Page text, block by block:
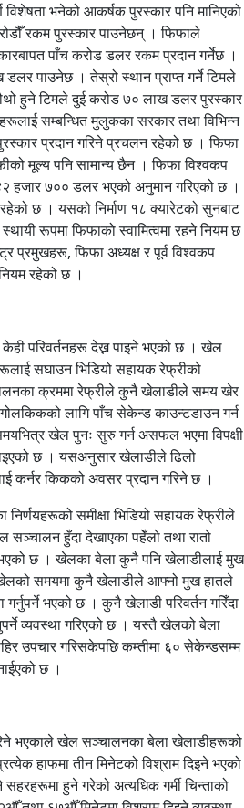
विशेषता भनेको आकर्षक पुरस्कार पनि मानिएको
रकम पुरस्कार पाउनेछन् । फिफाले
पाँच करोड डलर रकम प्रदान गर्नेछ ।
पाउनेछ । तेस्रो स्थान प्राप्त गर्ने टिमले
हुने टिमले दुई करोड ७० लाख डलर पुरस्कार
सम्बन्धित मुलुकका सरकार तथा विभिन्न
प्रदान गरिने प्रचलन रहेको छ । फिफा
मूल्य पनि सामान्य छैन । फिफा विश्वकप
हजार ७०० डलर भएको अनुमान गरिएको छ ।
छ । यसको निर्माण १८ क्यारेटको सुनबाट
रूपमा फिफाको स्वामित्वमा रहने नियम छ
प्रमुखहरू, फिफा अध्यक्ष र पूर्व विश्वकप
रहेको छ ।
परिवर्तनहरू देख्न पाइने भएको छ । खेल
सघाउन भिडियो सहायक रेफ्रीको
क्रममा रेफ्रीले कुनै खेलाडीले समय खेर
लागि पाँच सेकेन्ड काउन्टडाउन गर्न
खेल पुनः सुरु गर्न असफल भएमा विपक्षी
छ । यसअनुसार खेलाडीले ढिलो
कर्नर किकको अवसर प्रदान गरिने छ ।
समीक्षा भिडियो सहायक रेफ्रीले
हुँदा देखाएका पहेँलो तथा रातो
भएको छ । खेलका बेला कुनै पनि खेलाडीलाई मुख
समयमा कुनै खेलाडीले आफ्नो मुख हातले
गर्नुपर्ने भएको छ । कुनै खेलाडी परिवर्तन गरिँदा
व्यवस्था गरिएको छ । यस्तै खेलको बेला
उपचार गरिसकेपछि कम्तीमा ६० सेकेन्डसम्म
छ ।
भएकाले खेल सञ्चालनका बेला खेलाडीहरूको
हाफमा तीन मिनेटको विश्राम दिइने भएको
हुने गरेको अत्यधिक गर्मी चिन्ताको